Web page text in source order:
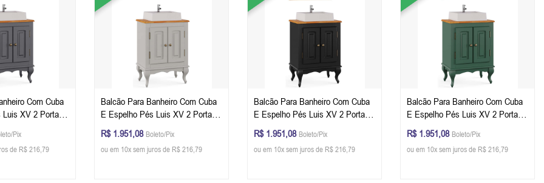
Com Cuba
XV 2 Portas
40 cm (A x L x P)
- Imbuia
Pix
de R$ 216,79
Balcão Para Banheiro Com Cuba
E Espelho Pés Luis XV 2 Portas
Dalia 81 x 60 x 40 cm (A x L x P)
- Cor Offwhite - Imbuia Glazer
R$ 1.951,08 Boleto/Pix
ou em 10x sem juros de R$ 216,79
Balcão Para Banheiro Com Cuba
E Espelho Pés Luis XV 2 Portas
Dalia 81 x 60 x 40 cm (A x L x P)
- Cor Preto - Imbuia Glazer
R$ 1.951,08 Boleto/Pix
ou em 10x sem juros de R$ 216,79
Balcão Para Banheiro Com Cuba
E Espelho Pés Luis XV 2 Portas
Dalia 81 x 60 x 40 cm (A x L x P)
- Cor Verde Musgo - Imbuia
Glazer
R$ 1.951,08 Boleto/Pix
ou em 10x sem juros de R$ 216,79